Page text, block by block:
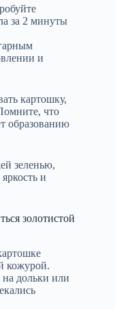
за 2 минуты
и
картошку,
что
образованию
зеленью,
и
золотистой
кожурой.
дольки или